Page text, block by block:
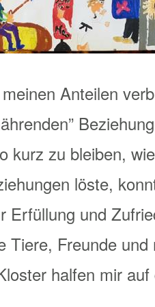
Anteilen
kurz zu bleiben,
löste,
Erfüllung und
Tiere, Freunde
halfen mir